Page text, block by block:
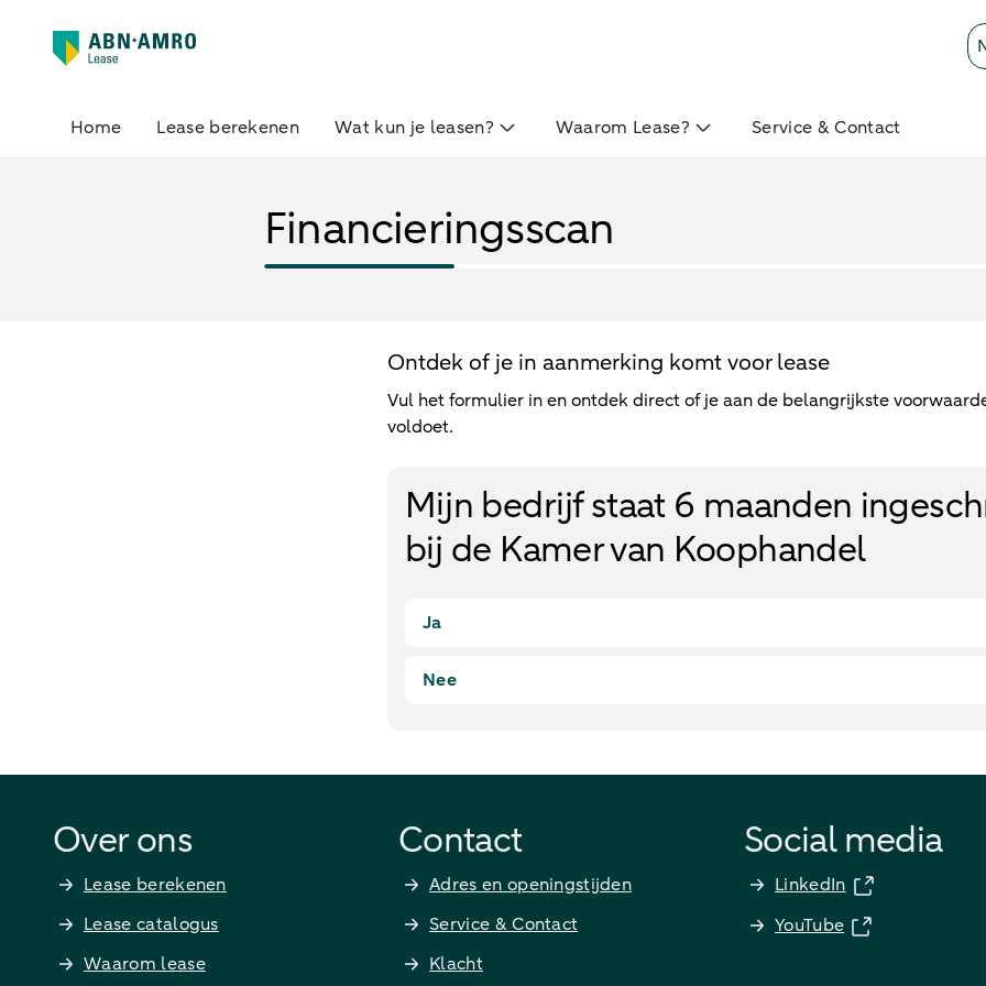
Home Lease berekenen Wat kun je leasen? Waarom Lease? Service & Contact
Financieringsscan
Ontdek of je in aanmerking komt voor lease
Vul het formulier in en ontdek direct of je aan de belangrijkste
voldoet.
Mijn bedrijf staat 6 maanden
bij de Kamer van Koophandel
Ja
Nee
Over ons
Lease berekenen
Lease catalogus
Waarom lease
Contact
Adres en openingstijden
Service & Contact
Klacht
Social media
LinkedIn
YouTube